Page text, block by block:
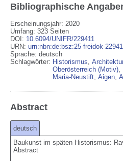
Bibliographische
Erscheinungsjahr: 2020
Umfang: 323 Seiten
DOI : 10.6094/UNIFR/229411
URN: urn:nbn:de:bsz:25-freidok-
Sprache: deutsch
Schlagwörter: Historismus,
Oberösterreich (Motiv),
Maria-Neustift, Aigen,
Abstract
deutsch
Baukunst im späten Historismus:
Abstract